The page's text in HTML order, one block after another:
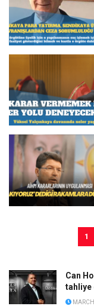
1
Can
tahliye